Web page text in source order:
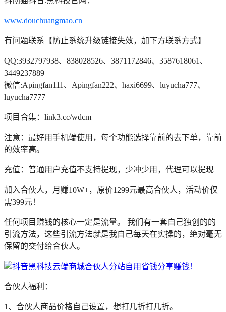
www.douchuangmao.cn
有问题联系【防止系统升级链接失效，加下方联系方式】
QQ:3932797938、838028526、3871172846、3587618061、
3449237889
微信:Apingfan111、Apingfan222、haxi6699、luyucha777、
luyucha7777
项目合集：link3.cc/wdcm
注意：最好用手机端使用，每个功能选择靠前的去下单，靠前
的效率高。
充值：普通用户充值不支持提现，少冲少用，代理可以提现
加入合伙人，月赚10W+，原价1299元最高合伙人，活动价仅
需399元！
任何项目赚钱的核心一定是流量。 我们有一套自己独创的的
引流方法，这些引流方法就是我自己每天在实操的，绝对毫无
保留的交付给合伙人。
合伙人福利：
1、合伙人商品价格自己设置，想打几折打几折。